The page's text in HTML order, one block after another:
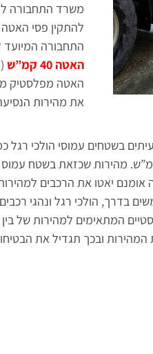
משרד התחבורה
להתקין פסי
התחבורה המיועד למהירות של 50 קמ”ש כפס האטה ראשוני
האטה 40 קמ”ש
את מהירות
בשטחים עמוסי הולכי רגל
המותרת ע”פ חוק היא 50 קמ”ש. מהירות
בדרך, הולכי רגל ונהגי
ובכך תגדיל את